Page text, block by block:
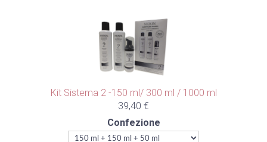
Kit Sistema 2 -150 ml/ 300 ml / 1000 ml
39,40 €
Confezione